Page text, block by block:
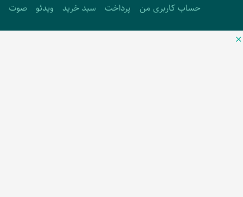
حساب کاربری من پرداخت سبد خرید ویدئو صوت